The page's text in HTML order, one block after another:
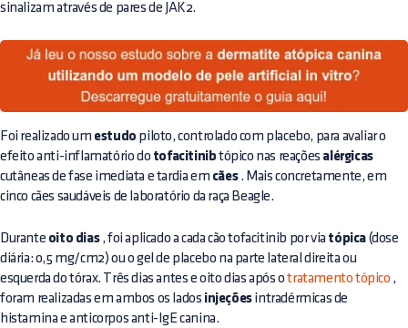
sinalizam através de pares de JAK2.
Foi realizado um estudo piloto, controlado com placebo, para avaliar o
efeito anti-inflamatório do tofacitinib tópico nas reações alérgicas
cutâneas de fase imediata e tardia em cães. Mais concretamente, em
cinco cães saudáveis de laboratório da raça Beagle.
Durante oito dias, foi aplicado a cada cão tofacitinib por via tópica (dose
diária: 0,5 mg/cm2) ou o gel de placebo na parte lateral direita ou
esquerda do tórax. Três dias antes e oito dias após otratamento tópico ,
foram realizadas em ambos os lados injeçõesintradérmicas de
histamina e anticorpos anti-IgE canina.